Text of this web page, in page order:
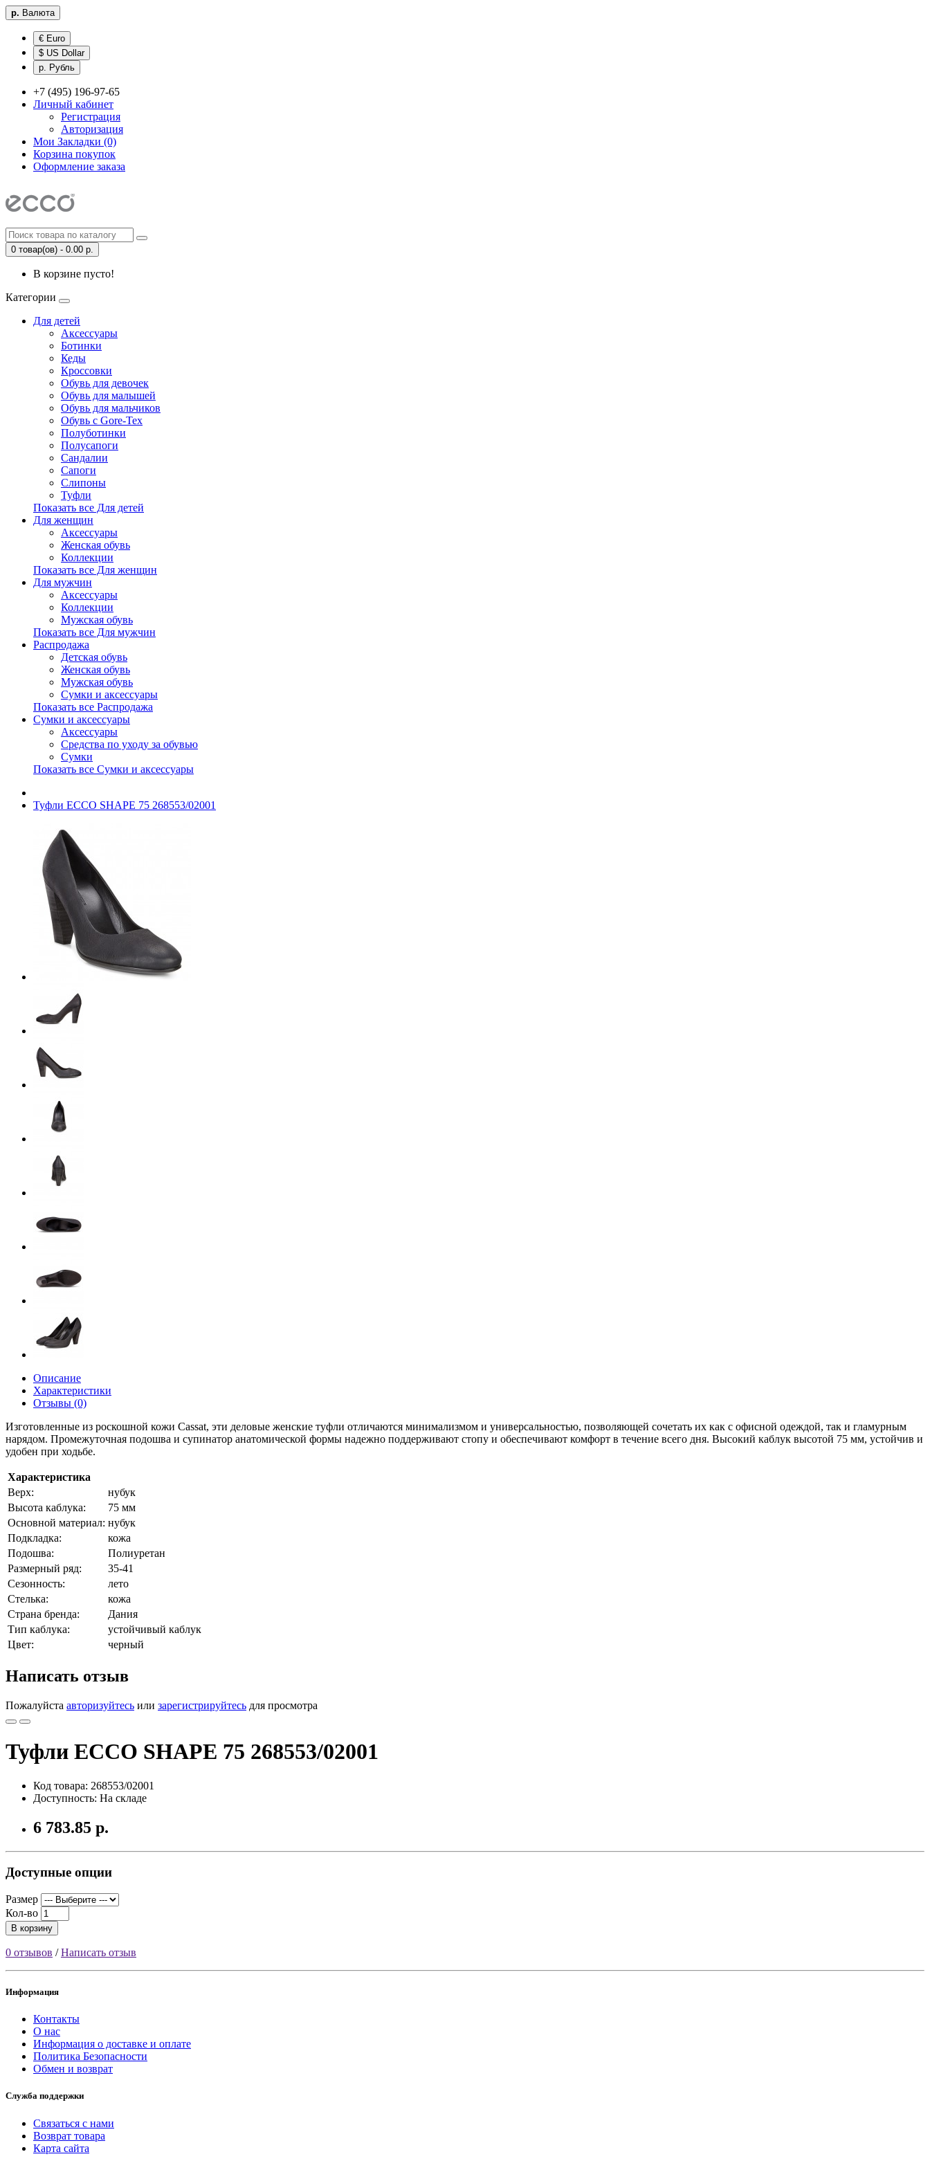
р. Валюта
€ Euro
$ US Dollar
р. Рубль
+7 (495) 196-97-65
Личный кабинет
Регистрация
Авторизация
Мои Закладки (0)
Корзина покупок
Оформление заказа
0 товар(ов) - 0.00 р.
В корзине пусто!
Категории
Для детей
Аксессуары
Ботинки
Кеды
Кроссовки
Обувь для девочек
Обувь для малышей
Обувь для мальчиков
Обувь с Gore-Tex
Полуботинки
Полусапоги
Сандалии
Сапоги
Слипоны
Туфли
Показать все Для детей
Для женщин
Аксессуары
Женская обувь
Коллекции
Показать все Для женщин
Для мужчин
Аксессуары
Коллекции
Мужская обувь
Показать все Для мужчин
Распродажа
Детская обувь
Женская обувь
Мужская обувь
Сумки и аксессуары
Показать все Распродажа
Сумки и аксессуары
Аксессуары
Средства по уходу за обувью
Сумки
Показать все Сумки и аксессуары
Туфли ECCO SHAPE 75 268553/02001
Описание
Характеристики
Отзывы (0)
Изготовленные из роскошной кожи Cassat, эти деловые женские туфли отличаются минимализмом и универсальностью, позволяющей сочетать их как с офисной одеждой, так и гламурным
нарядом. Промежуточная подошва и супинатор анатомической формы надежно поддерживают стопу и обеспечивают комфорт в течение всего дня. Высокий каблук высотой 75 мм, устойчив и
удобен при ходьбе.
Характеристика
Верх:
нубук
Высота каблука:
75 мм
Основной материал: нубук
Подкладка:
кожа
Подошва:
Полиуретан
Размерный ряд:
35-41
Сезонность:
лето
Стелька:
кожа
Страна бренда:
Дания
Тип каблука:
устойчивый каблук
Цвет:
черный
Написать отзыв
Пожалуйста авторизуйтесь или зарегистрируйтесь для просмотра
Туфли ECCO SHAPE 75 268553/02001
Код товара: 268553/02001
Доступность: На складе
6 783.85 р.
Доступные опции
Размер
Кол-во
В корзину
0 отзывов /Написать отзыв
Информация
Контакты
О нас
Информация о доставке и оплате
Политика Безопасности
Обмен и возврат
Служба поддержки
Связаться с нами
Возврат товара
Карта сайта